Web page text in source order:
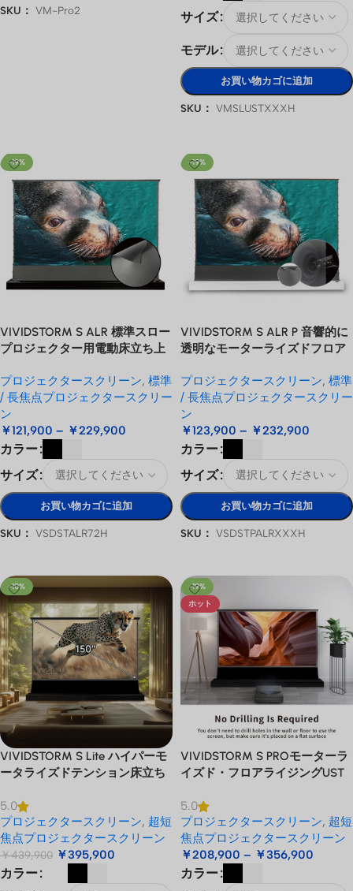
SKU： VM-Pro2 サイズ
モデル
お買い物カゴに追加
SKU： VMSLUSTXXXH
-19%
VIVIDSTORM S ALR 標準スロー
プロジェクター用電動床立ち上
プロジェクタースクリーン, 標準
/ 長焦点プロジェクタースクリー
ン
￥121,900 – ￥229,900
カラー
サイズ
お買い物カゴに追加
SKU： VSDSTALR72H
-19%
VIVIDSTORM S ALR P 音響的に
透明なモーターライズドフロア
ロジェクタースクリーン
プロジェクタースクリーン, 標準
/ 長焦点プロジェクタースクリー
ン
￥123,900 – ￥232,900
カラー
サイズ
お買い物カゴに追加
SKU： VSDSTPALRXXXH
-10%
VIVIDSTORM S Lite ハイパーモ
ータライズドテンション床立ち
ジェクタースクリーン
5.0
プロジェクタースクリーン, 超短
焦点プロジェクタースクリーン
￥439,900 ￥395,900
カラー
-19%
ホット
VIVIDSTORM S PROモーターラ
イズド・フロアライジングUST
クリーン
5.0
プロジェクタースクリーン, 超短
焦点プロジェクタースクリーン
￥208,900 – ￥356,900
カラー